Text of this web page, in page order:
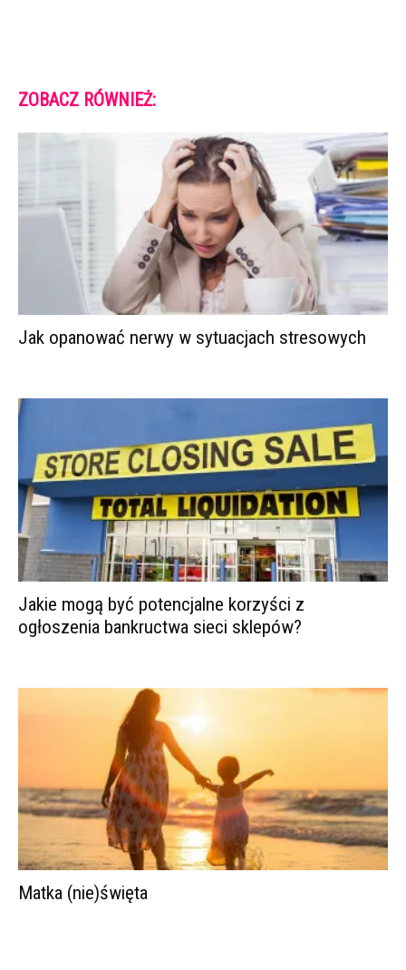
ZOBACZ RÓWNIEŻ:
Jak opanować nerwy w sytuacjach stresowych
Jakie mogą być potencjalne korzyści z
ogłoszenia bankructwa sieci sklepów?
Matka (nie)święta